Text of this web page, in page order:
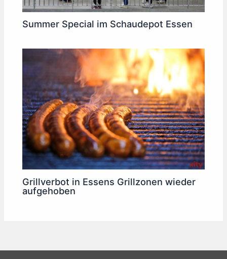
Summer Special im Schaudepot Essen
Grillverbot in Essens Grillzonen wieder
aufgehoben